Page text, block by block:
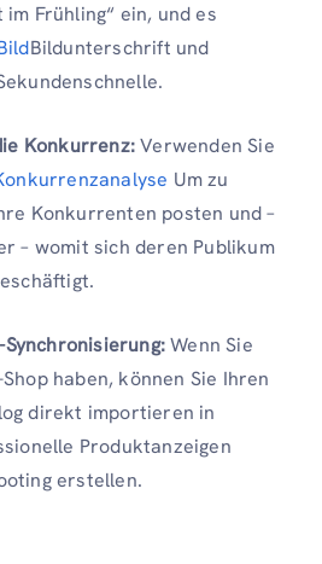
Frühling“ ein, und es
Bildunterschrift und
Konkurrenz:Verwenden Sie
Um zu
Konkurrenten posten und –
– womit sich deren Publikum
Synchronisierung:Wenn Sie
haben, können Sie Ihren
direkt importieren in
Produktanzeigen
erstellen.